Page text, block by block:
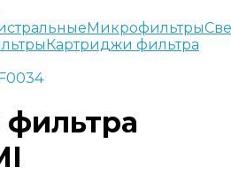
Микрофильтры
Картриджи фильтра